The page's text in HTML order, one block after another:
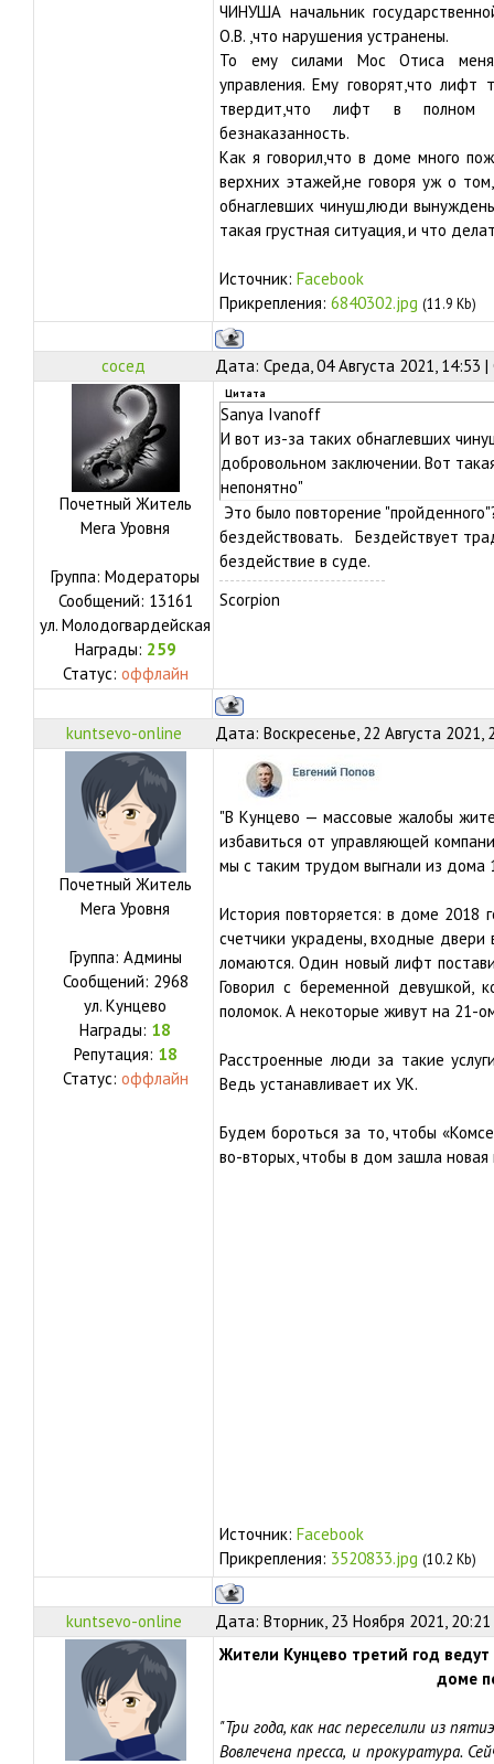
ЧИНУША начальник
О.В. ,что нарушения устранены.
То ему силами Мос Отиса
управления. Ему говорят,что
твердит,что лифт в полном
безнаказанность.
Как я говорил,что в доме много
верхних этажей,не говоря уж о
обнаглевших чинуш,люди
такая грустная ситуация, и что
Источник: Facebook
Прикрепления: 6840302.jpg (11.9 Kb)
сосед Дата: Среда, 04 Августа 2021, 14:53
Почетный Житель
Мега Уровня
Группа: Модераторы
Сообщений: 13161
ул. Молодогвардейская
Награды: 259
Статус: оффлайн
Цитата
Sanya Ivanoff
И вот из-за таких обнаглевших
добровольном заключении. Вот
непонятно"
Это было повторение
бездействовать. Бездействует
бездействие в суде.
Scorpion
kuntsevo-online Дата: Воскресенье, 22 Августа
Почетный Житель
Мега Уровня
Группа: Админы
Сообщений: 2968
ул. Кунцево
Награды: 18
Репутация: 18
Статус: оффлайн
"В Кунцево — массовые жалобы
избавиться от управляющей
мы с таким трудом выгнали из дома
История повторяется: в доме 2018
счетчики украдены, входные
ломаются. Один новый лифт
Говорил с беременной
поломок. А некоторые живут на 21-
Расстроенные люди за такие
Ведь устанавливает их УК.
Будем бороться за то, чтобы
во-вторых, чтобы в дом зашла новая
Источник: Facebook
Прикрепления: 3520833.jpg (10.2 Kb)
kuntsevo-online Дата: Вторник, 23 Ноября 2021,
Жители Кунцево третий год
доме
"Три года, как нас переселили из
Вовлечена пресса, и прокуратура.